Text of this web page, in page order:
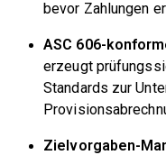
bevor Zahlungen
ASC 606-
erzeugt
Standards zur
Zielvorgaben-